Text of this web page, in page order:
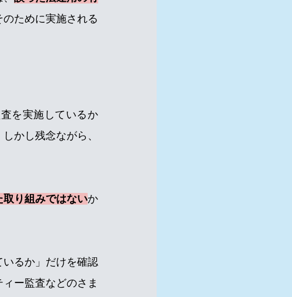
のために実施される
を実施しているか
かし残念ながら、
り組みではないか
るか」だけを確認
ー監査などのさま